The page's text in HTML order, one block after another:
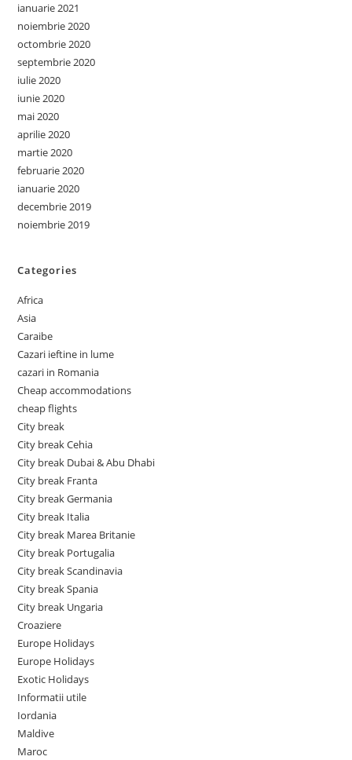
ianuarie 2021
noiembrie 2020
octombrie 2020
septembrie 2020
iulie 2020
iunie 2020
mai 2020
aprilie 2020
martie 2020
februarie 2020
ianuarie 2020
decembrie 2019
noiembrie 2019
Categories
Africa
Asia
Caraibe
Cazari ieftine in lume
cazari in Romania
Cheap accommodations
cheap flights
City break
City break Cehia
City break Dubai & Abu Dhabi
City break Franta
City break Germania
City break Italia
City break Marea Britanie
City break Portugalia
City break Scandinavia
City break Spania
City break Ungaria
Croaziere
Europe Holidays
Europe Holidays
Exotic Holidays
Informatii utile
Iordania
Maldive
Maroc